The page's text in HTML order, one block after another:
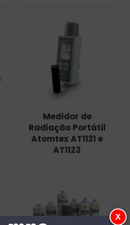
Medidor de
Radiação Portátil
Atomtex AT1121 e
AT1123
X